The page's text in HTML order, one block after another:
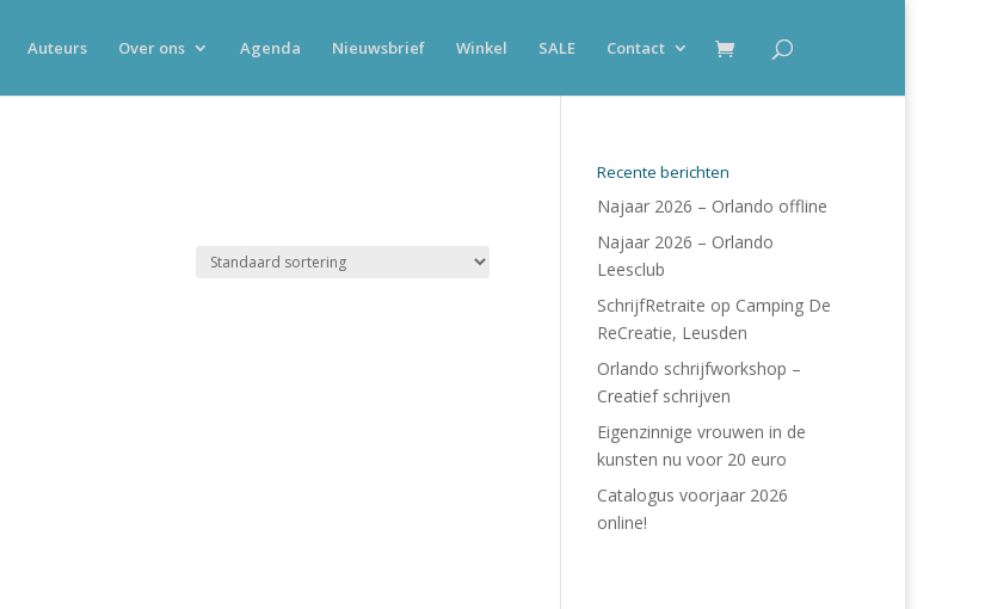
Auteurs Over ons Agenda Nieuwsbrief Winkel SALE Contact
Recente berichten
Najaar 2026 – Orlando offline
Najaar 2026 – Orlando
Leesclub
SchrijfRetraite op Camping De
ReCreatie, Leusden
Orlando schrijfworkshop –
Creatief schrijven
Eigenzinnige vrouwen in de
kunsten nu voor 20 euro
Catalogus voorjaar 2026
online!